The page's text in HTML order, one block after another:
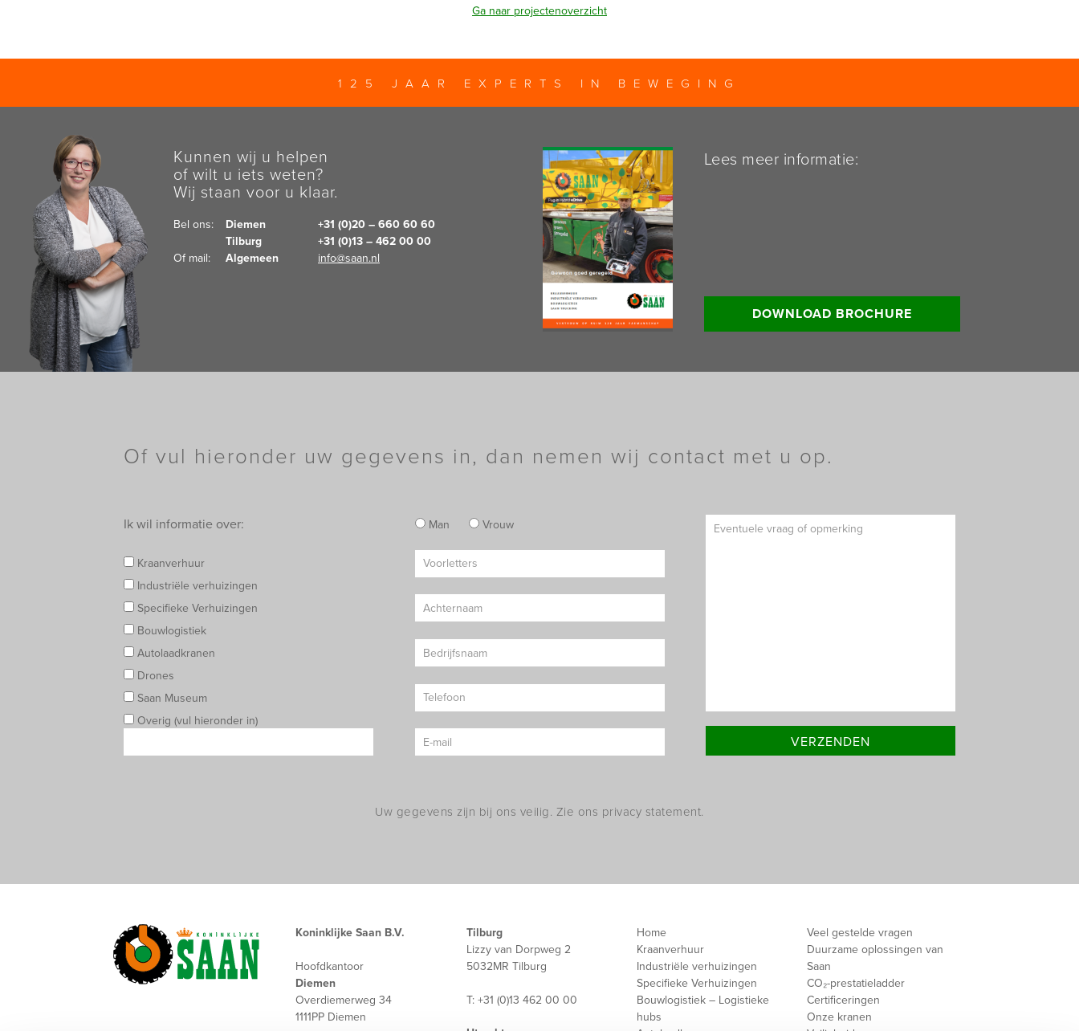
Ga naar projectenoverzicht
125 JAAR EXPERTS IN BEWEGING
Kunnen wij u helpen
of wilt u iets weten?
Wij staan voor u klaar.
Bel ons: Diemen
+31 (0)20 – 660 60 60
Tilburg
+31 (0)13 – 462 00 00
Of mail:
Algemeen info@saan.nl
Lees meer informatie:
DOWNLOAD BROCHURE
Of vul hieronder uw gegevens in, dan nemen wij contact met u op.
Ik wil informatie over:
Kraanverhuur
Industriële verhuizingen
Specifieke Verhuizingen
Bouwlogistiek
Autolaadkranen
Drones
Saan Museum
Overig (vul hieronder in)
Man Vrouw
Uw gegevens zijn bij ons veilig. Zie ons privacy statement.
Koninklijke Saan B.V.
Hoofdkantoor
Diemen
Overdiemerweg 34
1111PP Diemen
Tilburg
Lizzy van Dorpweg 2
5032MR Tilburg
T: +31 (0)13 462 00 00
Home
Kraanverhuur
Industriële verhuizingen
Specifieke Verhuizingen
Bouwlogistiek – Logistieke
hubs
Veel gestelde vragen
Duurzame oplossingen van
Saan
CO₂-prestatieladder
Certificeringen
Onze kranen